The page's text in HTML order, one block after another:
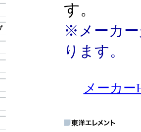
す。
※メーカー
ります。
メーカー